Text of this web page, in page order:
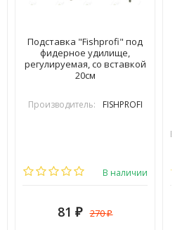
Подставка "Fishprofi" под
фидерное удилище,
регулируемая, со вставкой
20см
Производитель: FISHPROFI
В наличии
81 ₽ 270₽